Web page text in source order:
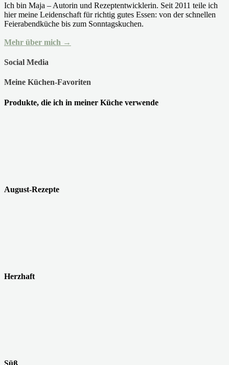
Ich bin Maja – Autorin und Rezeptentwicklerin. Seit 2011 teile ich
hier meine Leidenschaft für richtig gutes Essen: von der schnellen
Feierabendküche bis zum Sonntagskuchen.
Mehr über mich →
Social Media
Meine Küchen-Favoriten
Produkte, die ich in meiner Küche verwende
August-Rezepte
Herzhaft
Süß